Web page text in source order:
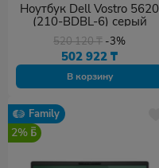
Ноутбук Dell Vostro 5620
(210-BDBL-6) серый
520 120₸ -3%
502 922₸
В корзину
Family
2%